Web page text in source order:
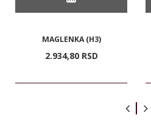
MAGLENKA (H3)
2.934,80 RSD